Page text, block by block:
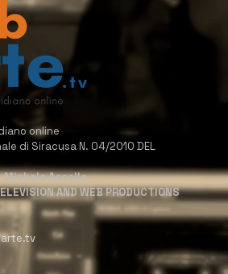
online
di Siracusa N. 04/2010 DEL
Michele Accolla
AND WEB PRODUCTIONS